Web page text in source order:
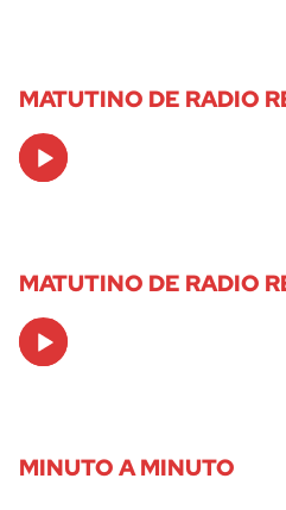
MATUTINO DE RADIO
Audio
Player
MATUTINO DE RADIO
Audio
Player
MINUTO A MINUTO